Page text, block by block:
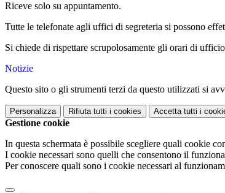
Riceve solo su appuntamento.
Tutte le telefonate agli uffici di segreteria si possono
Si chiede di rispettare scrupolosamente gli orari di
Notizie
Questo sito o gli strumenti terzi da questo utilizzati si
Personalizza Rifiuta tutti i cookies Accetta tutti i
Gestione cookie
In questa schermata è possibile scegliere quali cookie
I cookie necessari sono quelli che consentono il
Per conoscere quali sono i cookie necessari al